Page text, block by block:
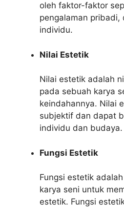
oleh faktor-faktor
pengalaman pribadi,
individu.
Nilai Estetik
Nilai estetik adalah
pada sebuah karya
keindahannya. Nilai
subjektif dan dapat
individu dan budaya.
Fungsi Estetik
Fungsi estetik
karya seni untuk
estetik. Fungsi